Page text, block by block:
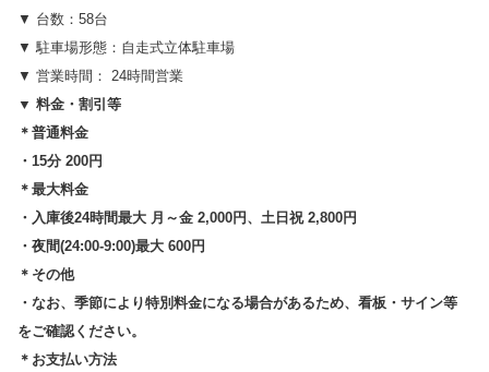
▼ 台数：58台
▼ 駐車場形態：自走式立体駐車場
▼ 営業時間： 24時間営業
▼ 料金・割引等
＊普通料金
・15分 200円
＊最大料金
・入庫後24時間最大 月～金 2,000円、土日祝 2,800円
・夜間(24:00-9:00)最大 600円
＊その他
・なお、季節により特別料金になる場合があるため、看板・サイン等
をご確認ください。
＊お支払い方法